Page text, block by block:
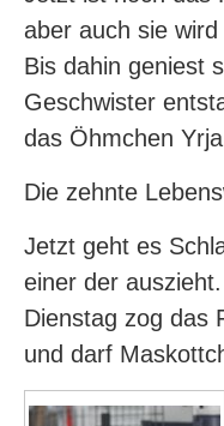
aber auch sie
Bis dahin geniest
Geschwister
das Öhmchen
Die zehnte
Jetzt geht es
einer der
Dienstag zog das
und darf